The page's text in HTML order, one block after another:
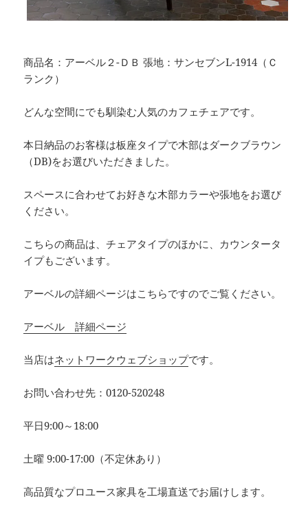
商品名：アーベル２-ＤＢ 張地：サンセブンL-1914（Ｃ
ランク）
どんな空間にでも馴染む人気のカフェチェアです。
本日納品のお客様は板座タイプで木部はダークブラウン
（DB)をお選びいただきました。
スペースに合わせてお好きな木部カラーや張地をお選び
ください。
こちらの商品は、チェアタイプのほかに、カウンタータ
イプもございます。
アーベルの詳細ページはこちらですのでご覧ください。
アーベル 詳細ページ
当店はネットワークウェブショップです。
お問い合わせ先：0120-520248
平日9:00～18:00
土曜 9:00-17:00（不定休あり）
高品質なプロユース家具を工場直送でお届けします。